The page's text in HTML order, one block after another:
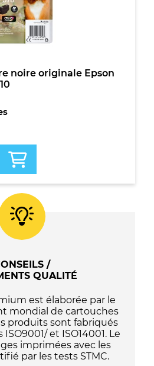
noire originale Epson
/
QUALITÉ
est élaborée par le
mondial de cartouches
produits sont fabriqués
et ISO14001. Le
imprimées avec les
par les tests STMC.